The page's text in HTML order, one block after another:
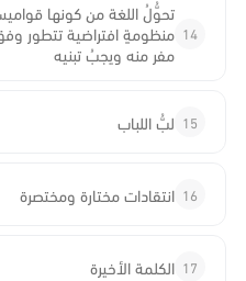
14
تحوُّلُ اللغة من كونها
منظومةٍ افتراضية تتطور
مفر منه ويجبُ تبنيه
15 لبُّ اللباب
16 انتقادات مختارة ومختصرة
17 الكلمة الأخيرة